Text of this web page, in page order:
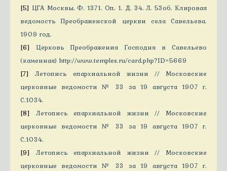
[5] ЦГА Москвы. Ф. 1371. Оп. 1. Д. 34. Л. 53об. Клировая
ведомость Преображенской церкви села Савельева.
1909 год.
[6] Церковь Преображения Господня в Савельево
(каменная) http://www.temples.ru/card.php?ID=5669
[7] Летопись епархиальной жизни // Московские
церковные ведомости № 33 за 19 августа 1907 г.
С.1034.
[8] Летопись епархиальной жизни // Московские
церковные ведомости № 33 за 19 августа 1907 г.
С.1034.
[9] Летопись епархиальной жизни // Московские
церковные ведомости № 33 за 19 августа 1907 г.